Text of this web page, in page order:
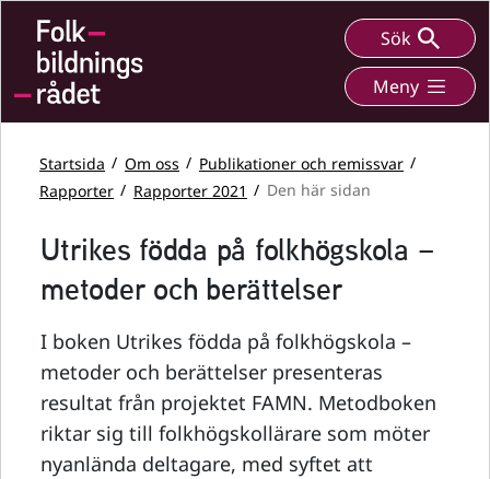
Sök
Meny
Startsida Om oss
Publikationer och remissvar
Rapporter
Rapporter 2021 Den här sidan
Utrikes födda på folkhögskola –
metoder och berättelser
I boken Utrikes födda på folkhögskola –
metoder och berättelser presenteras
resultat från projektet FAMN. Metodboken
riktar sig till folkhögskollärare som möter
nyanlända deltagare, med syftet att